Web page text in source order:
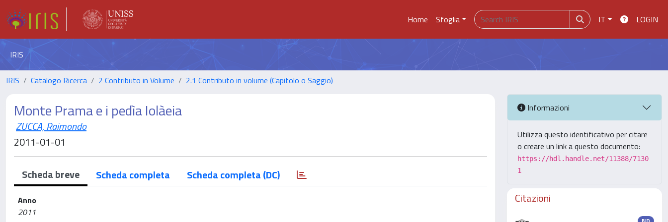
Home Sfoglia IT LOGIN
IRIS
IRIS Catalogo Ricerca 2 Contributo in Volume 2.1 Contributo in volume (Capitolo o Saggio)
Monte Prama e i pedìa Iolàeia
ZUCCA, Raimondo
2011-01-01
Scheda breve Scheda completa Scheda completa (DC)
Anno
2011
Informazioni
Utilizza questo identificativo per citare
o creare un link a questo documento:
https://hdl.handle.net/11388/7130
1
Citazioni